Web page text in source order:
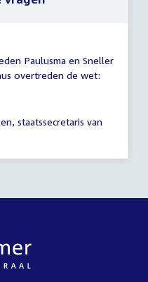
Paulusma en Sneller
overtreden de wet:
staatssecretaris van